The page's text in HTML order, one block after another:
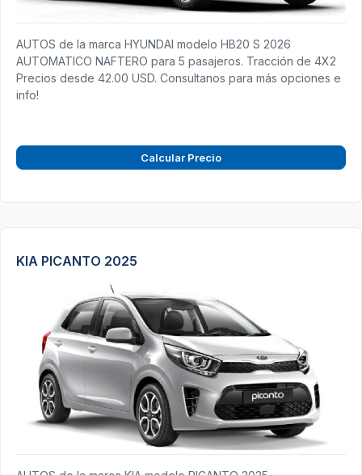
AUTOS de la marca HYUNDAI modelo HB20 S 2026
AUTOMATICO NAFTERO para 5 pasajeros. Tracción de 4X2
Precios desde 42.00 USD. Consultanos para más opciones e
info!
Calcular Precio
KIA PICANTO 2025